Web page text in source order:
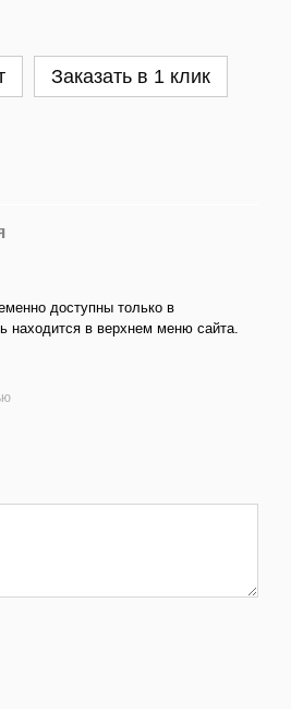
Заказать в 1 клик
доступны только в
находится в верхнем меню сайта.